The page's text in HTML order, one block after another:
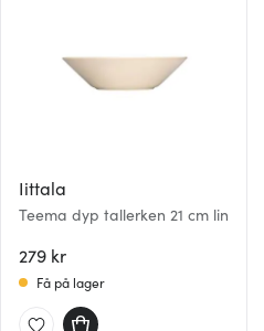
Iittala
Teema dyp tallerken 21 cm lin
279 kr
Få på lager